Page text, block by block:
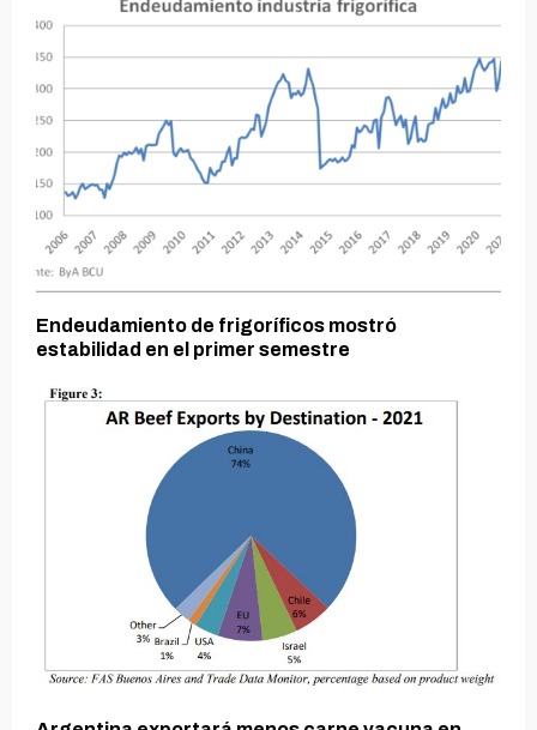
Endeudamiento de frigoríficos mostró
estabilidad en el primer semestre